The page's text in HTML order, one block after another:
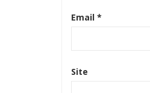
Email *
Site